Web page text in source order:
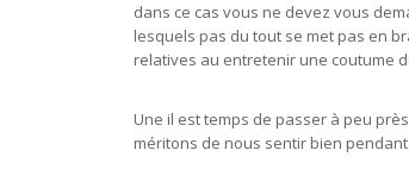
dans ce cas vous ne devez vous
lesquels pas du tout se met pas en
relatives au entretenir une coutume
Une il est temps de passer à peu
méritons de nous sentir bien